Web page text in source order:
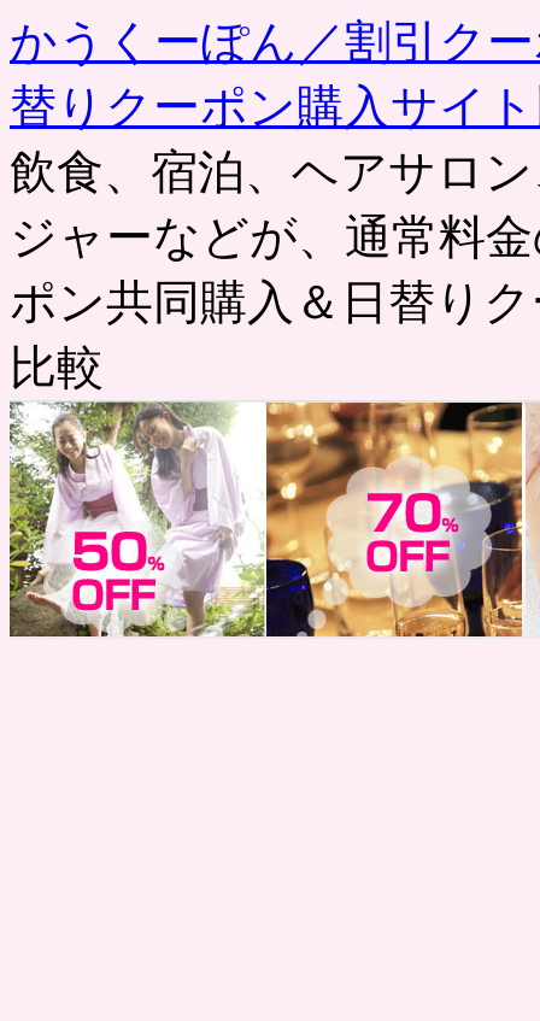
かうくーぽん／割引ク
替りクーポン購入サイ
飲食、宿泊、ヘアサロ
ジャーなどが、通常料
ポン共同購入＆日替り
比較